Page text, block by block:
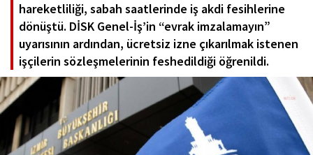
hareketliliği, sabah saatlerinde iş akdi fesihlerine
dönüştü. DİSK Genel-İş’in “evrak imzalamayın”
uyarısının ardından, ücretsiz izne çıkarılmak istenen
işçilerin sözleşmelerinin feshedildiği öğrenildi.